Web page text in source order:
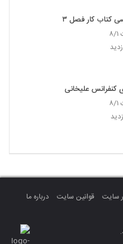
کتاب کار فصل ۳
کنفرانس علیخانی
سایت قوانین سایت
درباره ما